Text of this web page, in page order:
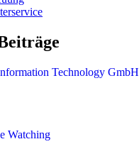
Technology GmbH
Watching